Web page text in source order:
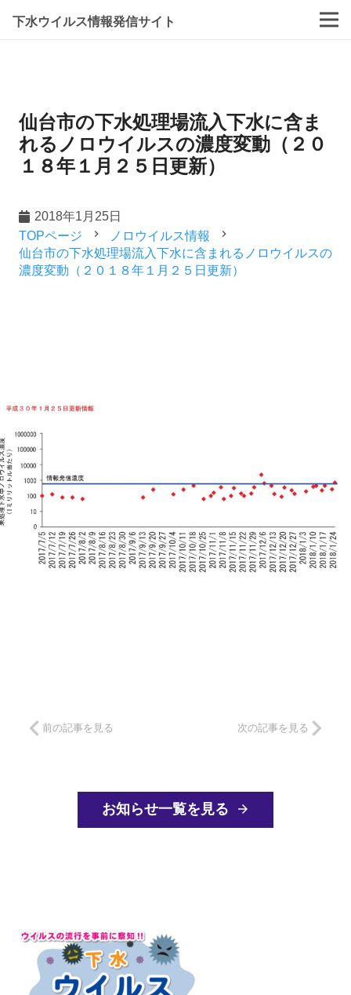
下水ウイルス情報発信サイト
仙台市の下水処理場流入下水に含ま
れるノロウイルスの濃度変動（２０
１８年１月２５日更新）
2018年1月25日
TOPページ
navigate_next ノロウイルス情報 navigate_next
仙台市の下水処理場流入下水に含まれるノロウイルスの
濃度変動（２０１８年１月２５日更新）
前の記事を見る 次の記事を見る
お知らせ一覧を見る arrow_forward